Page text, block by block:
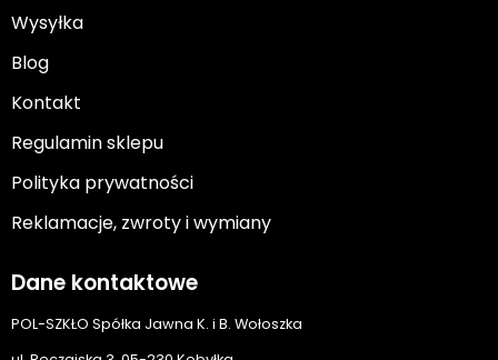
Wysyłka
Blog
Kontakt
Regulamin sklepu
Polityka prywatności
Reklamacje, zwroty i wymiany
Dane kontaktowe
POL-SZKŁO Spółka Jawna K. i B. Wołoszka